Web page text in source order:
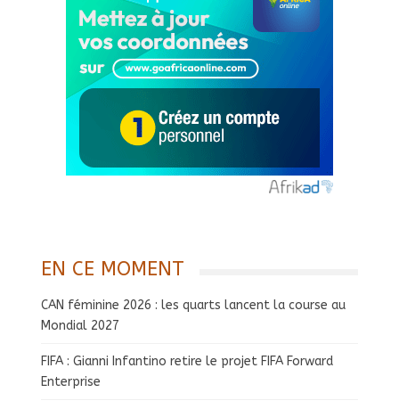
EN CE MOMENT
CAN féminine 2026 : les quarts lancent la course au
Mondial 2027
FIFA : Gianni Infantino retire le projet FIFA Forward
Enterprise